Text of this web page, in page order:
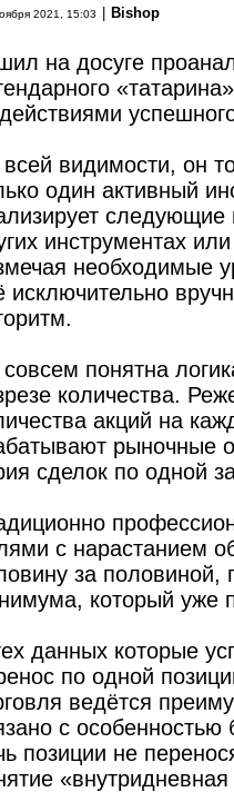
2021, 15:03 | Bishop
на досуге
видимости, он
один активный
инструментах
необходимые
исключительно
понятна
количества.
акций на
рыночные
сделок по одной
с нарастанием
за половиной,
который уже
данных которые
по одной
ведётся
с особенностью
позиции не